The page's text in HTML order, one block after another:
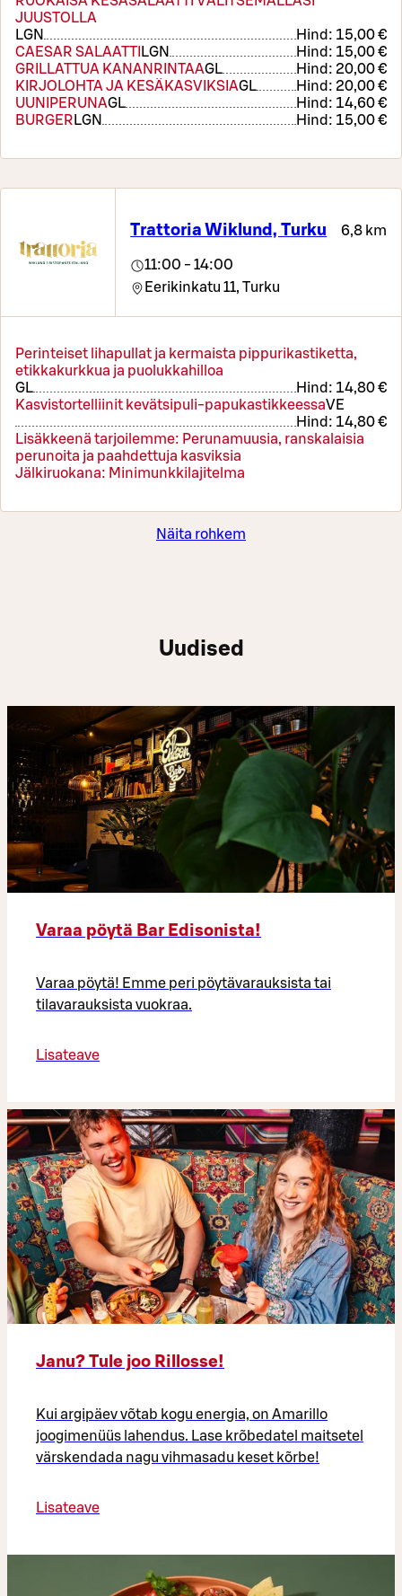
JUUSTOLLA
LGN Hind: 15,00 €
CAESAR SALAATTI LGN Hind: 15,00 €
GRILLATTUA KANANRINTAAGL Hind: 20,00 €
KIRJOLOHTA JA KESÄKASVIKSIAGL Hind: 20,00 €
UUNIPERUNAGL Hind: 14,60 €
BURGER LGN Hind: 15,00 €
Trattoria Wiklund, Turku 6,8 km
11:00 - 14:00
Eerikinkatu 11, Turku
Perinteiset lihapullat ja kermaista pippurikastiketta,
etikkakurkkua ja puolukkahilloa
GL Hind: 14,80 €
Kasvistortelliinit kevätsipuli-papukastikkeessaVE
Hind: 14,80 €
Lisäkkeenä tarjoilemme: Perunamuusia, ranskalaisia
perunoita ja paahdettuja kasviksia
Jälkiruokana: Minimunkkilajitelma
Näita rohkem
Uudised
Varaa pöytä Bar Edisonista!
Varaa pöytä! Emme peri pöytävarauksista tai
tilavarauksista vuokraa.
Lisateave
Janu? Tule joo Rillosse!
Kui argipäev võtab kogu energia, on Amarillo
joogimenüüs lahendus. Lase krõbedatel maitsetel
värskendada nagu vihmasadu keset kõrbe!
Lisateave